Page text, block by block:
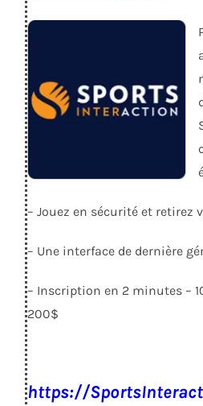
– Jouez en sécurité et retirez
– Une interface de dernière
– Inscription en 2 minutes –
200$
https://